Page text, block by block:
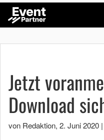
Jetzt
Download
von Redaktion, 2. Juni 2020 |